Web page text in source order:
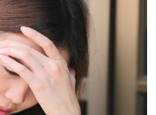
Đời sống
Blog
Tình yêu - Gia đình